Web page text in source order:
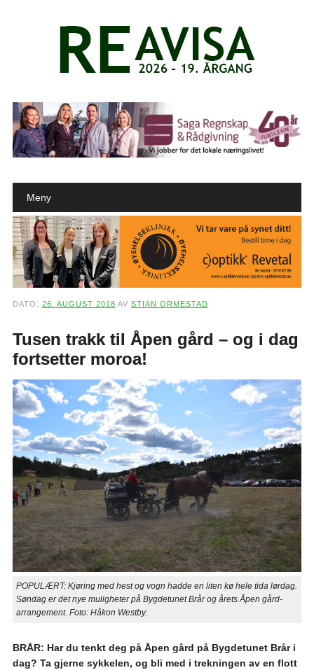
Main menu
Meny
DATO: 26. AUGUST 2018 AV STIAN ORMESTAD
Tusen trakk til Åpen gård – og i dag
fortsetter moroa!
POPULÆRT: Kjøring med hest og vogn hadde en liten kø hele tida lørdag.
Søndag er det nye muligheter på Bygdetunet Brår og årets Åpen gård-
arrangement. Foto: Håkon Westby.
BRÅR: Har du tenkt deg på Åpen gård på Bygdetunet Brår i
dag? Ta gjerne sykkelen, og bli med i trekningen av en flott